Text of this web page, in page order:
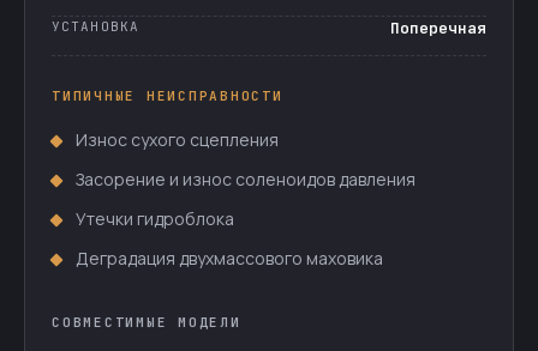
УСТАНОВКА Поперечная
ТИПИЧНЫЕ НЕИСПРАВНОСТИ
Износ сухого сцепления
Засорение и износ соленоидов давления
Утечки гидроблока
Деградация двухмассового маховика
СОВМЕСТИМЫЕ МОДЕЛИ